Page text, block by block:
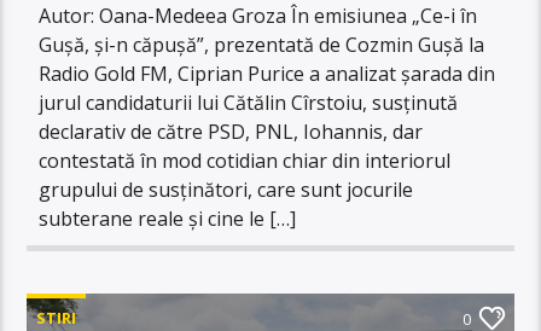
Autor: Oana-Medeea Groza În emisiunea „Ce-i în
Gușă, și-n căpușă”, prezentată de Cozmin Gușă la
Radio Gold FM, Ciprian Purice a analizat șarada din
jurul candidaturii lui Cătălin Cîrstoiu, susținută
declarativ de către PSD, PNL, Iohannis, dar
contestată în mod cotidian chiar din interiorul
grupului de susținători, care sunt jocurile
subterane reale și cine le […]
STIRI 0